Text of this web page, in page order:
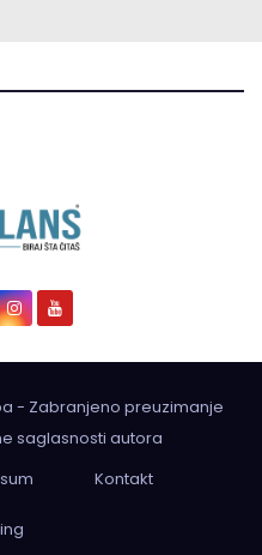
- Zabranjeno preuzimanje
saglasnosti autora
Kontakt